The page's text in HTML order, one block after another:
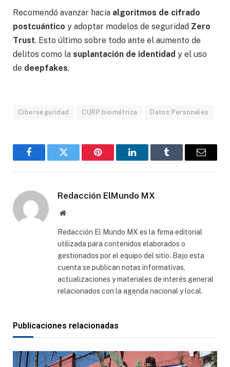
Recomendó avanzar hacia algoritmos de cifrado
postcuántico y adoptar modelos de seguridad Zero
Trust. Esto último sobre todo ante el aumento de
delitos como la suplantación de identidad y el uso
de deepfakes.
Ciberseguridad CURP biométrica Datos Personales
FacebookGorjeo Pinterest LinkedInTumblr
Correo
Redacción ElMundo MX
Sitio
Redacción El Mundo MX es la firma editorial
utilizada para contenidos elaborados o
gestionados por el equipo del sitio. Bajo esta
cuenta se publican notas informativas,
actualizaciones y materiales de interés general
relacionados con la agenda nacional y local.
Publicaciones relacionadas